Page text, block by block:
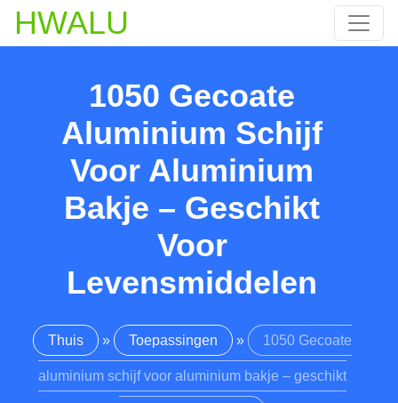
HWALU
1050 Gecoate
Aluminium Schijf
Voor Aluminium
Bakje – Geschikt
Voor
Levensmiddelen
Thuis » Toepassingen » 1050 Gecoate
aluminium schijf voor aluminium bakje – geschikt